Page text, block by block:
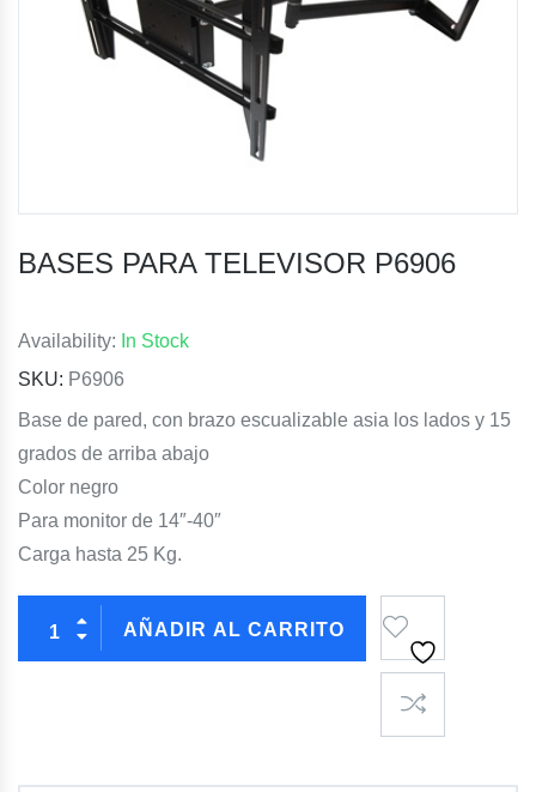
BASES PARA TELEVISOR P6906
Availability: In Stock
SKU: P6906
Base de pared, con brazo escualizable asia los lados y 15
grados de arriba abajo
Color negro
Para monitor de 14″-40″
Carga hasta 25 Kg.
AÑADIR AL CARRITO